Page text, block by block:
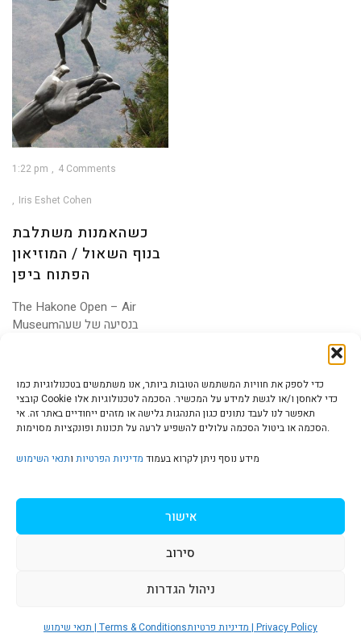
כדי לספק את חוויות המשתמש הטובות ביותר, אנו משתמשים בטכנולוגיות כמו
קובצי Cookie כדי לאחסן ו/או לגשת למידע על המכשיר. הסכמה לטכנולוגיות אלו
תאפשר לנו לעבד נתונים כגון התנהגות גלישה או מזהים ייחודיים באתר זה. אי
הסכמה או ביטול הסכמה עלולים להשפיע לרעה על תכונות ופונקציות מסוימות.
מידע נוסף ניתן לקרוא בעמוד מדיניות הפרטיות ותנאי השימוש
אישור
סירוב
ניהול הגדרות
תנאי שימוש | Terms & Conditions מדיניות פרטיות | Privacy Policy
1:22 pm 4 Comments
Iris Eshet Cohen
כשהאמנות משתלבת
בנוף השאול / המוזיאון
הפתוח ביפן
The Hakone Open – Air
Museumבנסיעה של שעה
הצהרת נגישות | Accessibility
© כל הזכויות שמורות לאיריס עשת כהן-גלריה לאמנות